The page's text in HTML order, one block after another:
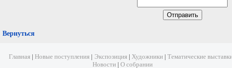
Вернуться
Главная Новые поступления Экспозиция Художники
Тематические
Новости| О собрании